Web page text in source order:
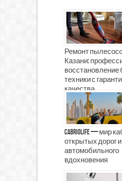
Ремонт
Казани:
восстановление
техники с
качества
CabrioLife — мир
открытых дорог и
автомобильного
вдохновения